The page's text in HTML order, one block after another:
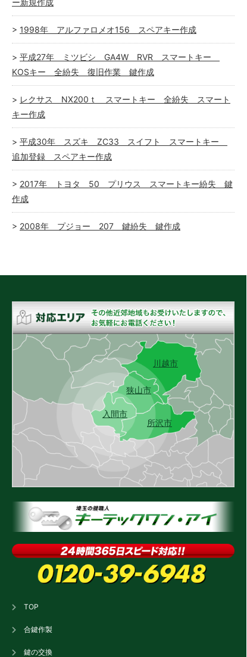
ー新規作成
1998年 アルファロメオ156 スペアキー作成
平成27年 ミツビシ GA4W RVR スマートキー
KOSキー 全紛失 復旧作業 鍵作成
レクサス NX200ｔ スマートキー 全紛失 スマート
キー作成
平成30年 スズキ ZC33 スイフト スマートキー
追加登録 スペアキー作成
2017年 トヨタ 50 プリウス スマートキー紛失 鍵
作成
2008年 プジョー 207 鍵紛失 鍵作成
入間市
狭山市
所沢市
川越市
TOP
合鍵作製
鍵の交換